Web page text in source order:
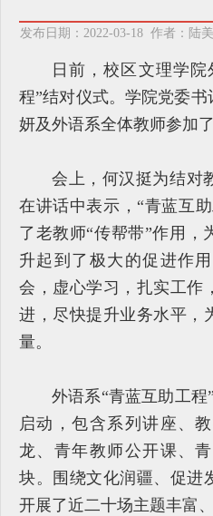
发布日期：2022-03-18 作者：陆
日前，校区文理学
程”结对仪式。学院党委
妍及外语系全体教师参加
会上，何汉挺为结对
在讲话中表示，“青蓝互
了老教师“传帮带”作用，
升起到了极大的促进作
会，虚心学习，扎实工作
进，尽快提升业务水平，
量。
外语系“青蓝互助工
启动，包含系列讲座、
龙、青年教师公开课、
块。围绕文化润疆、促进
开展了近二十场主题丰富